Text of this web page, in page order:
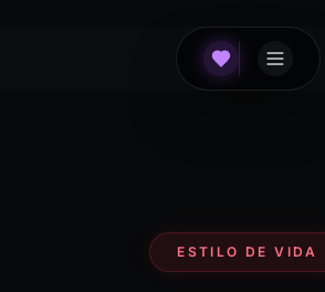
ESTILO DE VIDA